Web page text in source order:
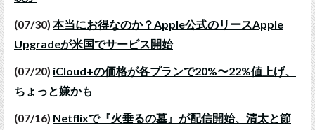
(07/30) 本当にお得なのか？Apple公式のリースApple
Upgradeが米国でサービス開始
(07/20) iCloud+の価格が各プランで20%〜22%値上げ、
ちょっと嫌かも
(07/16) Netflixで『火垂るの墓』が配信開始、清太と節